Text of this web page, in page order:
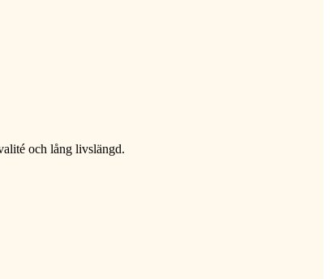
och lång livslängd.